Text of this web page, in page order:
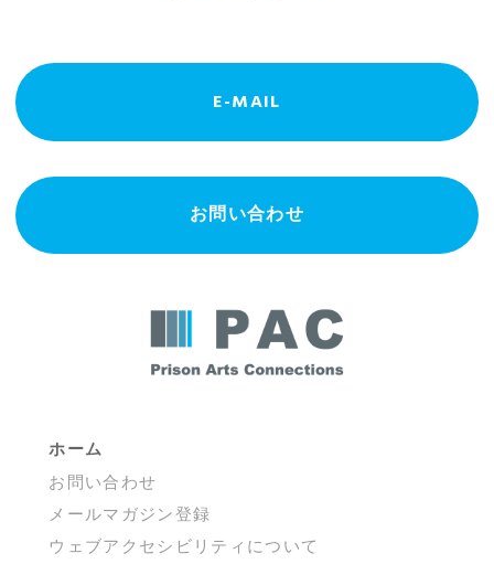
E-MAIL
お問い合わせ
ホーム
お問い合わせ
メールマガジン登録
ウェブアクセシビリティについて